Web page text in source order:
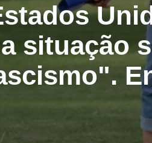
situação